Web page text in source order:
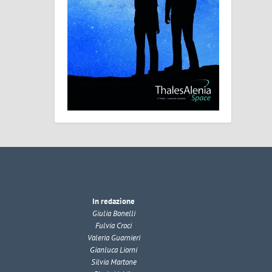
In redazione
Giulia Bonelli
Fulvia Croci
Valeria Guarnieri
Gianluca Liorni
Silvia Martone